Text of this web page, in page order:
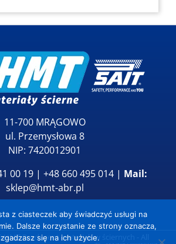
11-700 MRĄGOWO
ul. Przemysłowa 8
NIP: 7420012901
00 19 | +48 660 495 014 | Mail:
sklep@hmt-abr.pl
HMT Producent materiałów ściernych
z ciasteczek aby świadczyć usługi na
Dalsze korzystanie ze strony oznacza,
się na ich użycie.